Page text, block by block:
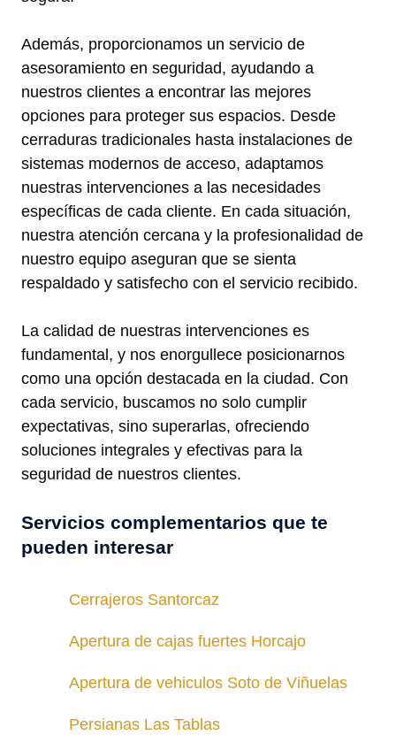
Además, proporcionamos un servicio de
asesoramiento en seguridad, ayudando a
nuestros clientes a encontrar las mejores
opciones para proteger sus espacios. Desde
cerraduras tradicionales hasta instalaciones de
sistemas modernos de acceso, adaptamos
nuestras intervenciones a las necesidades
específicas de cada cliente. En cada situación,
nuestra atención cercana y la profesionalidad de
nuestro equipo aseguran que se sienta
respaldado y satisfecho con el servicio recibido.
La calidad de nuestras intervenciones es
fundamental, y nos enorgullece posicionarnos
como una opción destacada en la ciudad. Con
cada servicio, buscamos no solo cumplir
expectativas, sino superarlas, ofreciendo
soluciones integrales y efectivas para la
seguridad de nuestros clientes.
Servicios complementarios que te
pueden interesar
Cerrajeros Santorcaz
Apertura de cajas fuertes Horcajo
Apertura de vehiculos Soto de Viñuelas
Persianas Las Tablas